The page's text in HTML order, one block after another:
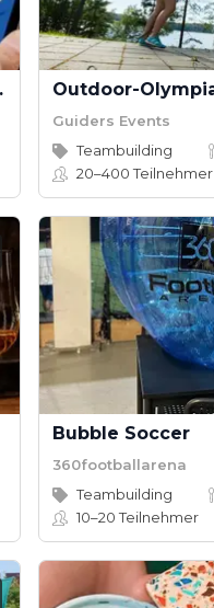
Guiders Events
Teambuilding
20–400Teilnehmer
Bubble Soccer
360footballarena
Teambuilding
10–20Teilnehmer